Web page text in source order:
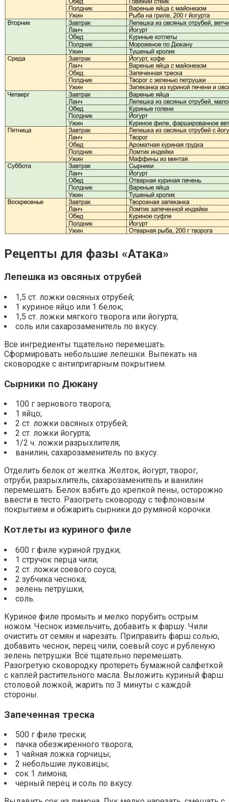
Рецепты для фазы «Атака»
Лепешка из овсяных отрубей
1,5 ст. ложки овсяных отрубей;
1 куриное яйцо или 1 белок;
1,5 ст. ложки мягкого творога или йогурта;
соль или сахарозаменитель по вкусу.
Все ингредиенты тщательно перемешать.
Сформировать небольшие лепешки. Выпекать на
сковородке с антипригарным покрытием.
Сырники по Дюкану
100 г зернового творога;
1 яйцо;
2 ст. ложки овсяных отрубей;
2 ст. ложки йогурта;
1/2 ч. ложки разрыхлителя;
ванилин, сахарозаменитель по вкусу.
Отделить белок от желтка. Желток, йогурт, творог,
отруби, разрыхлитель, сахарозаменитель и ванилин
перемешать. Белок взбить до крепкой пены, осторожно
ввести в тесто. Разогреть сковороду с тефлоновым
покрытием и обжарить сырники до румяной корочки.
Котлеты из куриного филе
600 г филе куриной грудки;
1 стручок перца чили;
2 ст. ложки соевого соуса;
2 зубчика чеснока;
зелень петрушки;
соль.
Куриное филе промыть и мелко порубить острым
ножом. Чеснок измельчить, добавить к фаршу. Чили
очистить от семян и нарезать. Приправить фарш солью,
добавить чеснок, перец чили, соевый соус и рубленую
зелень петрушки. Всё тщательно перемешать.
Разогретую сковородку протереть бумажной салфеткой
с каплей растительного масла. Выложить куриный фарш
столовой ложкой, жарить по 3 минуты с каждой
стороны.
Запеченная треска
500 г филе трески;
пачка обезжиренного творога;
1 чайная ложка горчицы;
2 небольшие луковицы;
сок 1 лимона;
черный перец и соль по вкусу.